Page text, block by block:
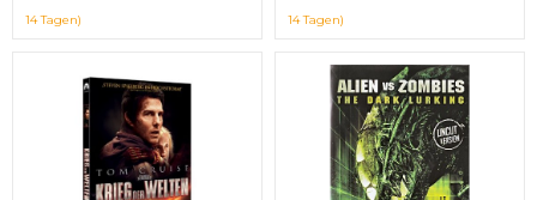
14 Tagen)
14 Tagen)